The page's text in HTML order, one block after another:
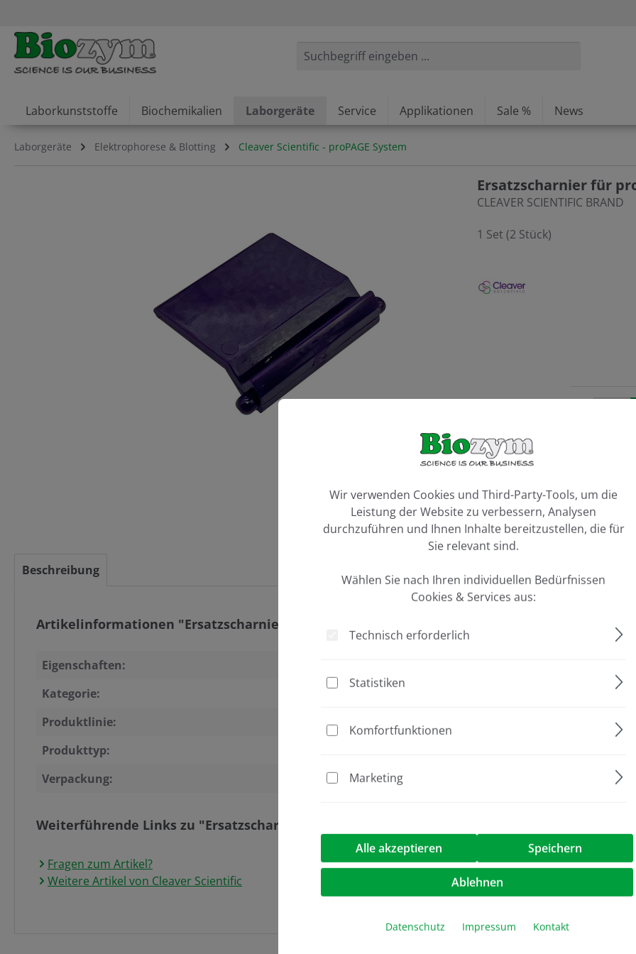
Laborkunststoffe Biochemikalien Laborgeräte Service Applikationen Sale % News
Laborgeräte Elektrophorese & Blotting Cleaver Scientific - proPAGE System
Ersatzscharnier für
CLEAVER SCIENTIFIC BRAND
1 Set (2 Stück)
Artikel
Beschreibung
Artikelinformationen "Ersatzscharnier für proPAGE Gel-Casting Rahmen"
Eigenschaften:
Kategorie:
Protein-Elektrophorese
Produktlinie:
proPAGE
Produkttyp:
Verpackung:
1 Set (2 Stück)
Weiterführende Links zu "Ersatzscharnier für proPAGE Gel-Casting Rahmen"
Fragen zum Artikel?
Weitere Artikel von Cleaver Scientific
Wir verwenden Cookies und Third-Party-Tools, um die
Leistung der Website zu verbessern, Analysen
durchzuführen und Ihnen Inhalte bereitzustellen, die für
Sie relevant sind.
Wählen Sie nach Ihren individuellen Bedürfnissen
Cookies & Services aus:
Technisch erforderlich
Statistiken
Komfortfunktionen
Marketing
Alle akzeptieren Speichern
Ablehnen
Datenschutz Impressum Kontakt